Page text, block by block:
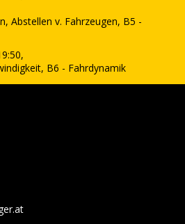
Abstellen v. Fahrzeugen, B5 -
B6 - Fahrdynamik